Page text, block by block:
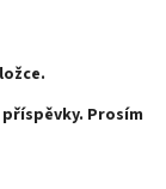
Prosím